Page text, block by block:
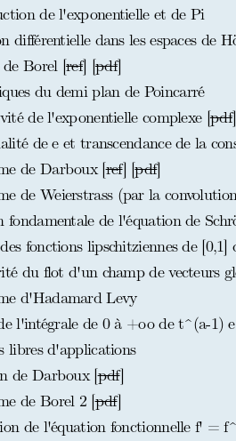
de l'exponentielle et de Pi
différentielle dans les espaces de
Borel [ref] [pdf]
du demi plan de Poincarré
de l'exponentielle complexe [pdf]
de e et transcendance de la
de Darboux [ref] [pdf]
de Weierstrass (par la
fondamentale de l'équation de
fonctions lipschitziennes de [0,1]
du flot d'un champ de vecteurs
d'Hadamard Levy
l'intégrale de 0 à +oo de t^(a-1)
libres d'applications
de Darboux [pdf]
de Borel 2 [pdf]
de l'équation fonctionnelle f' =